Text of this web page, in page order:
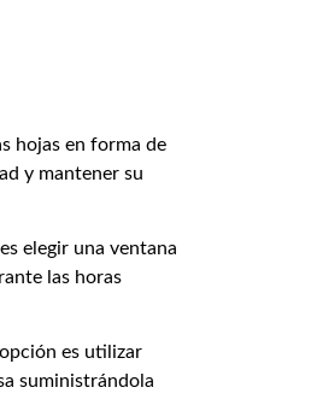
hojas en forma de
y mantener su
elegir una ventana
las horas
es utilizar
suministrándola